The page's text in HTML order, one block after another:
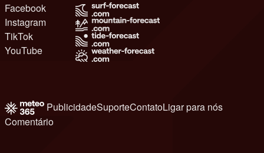
Facebook
Instagram
TikTok
YouTube
PublicidadeSuporteContatoLigar para nós
Comentário